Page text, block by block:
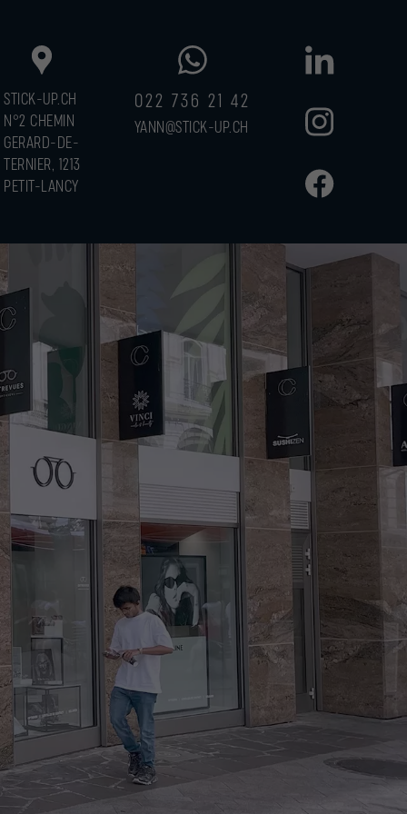
STICK-UP.CH
N°2 CHEMIN
GERARD-DE-
TERNIER, 1213
PETIT-LANCY
022 736 21 42
YANN@STICK-UP.CH